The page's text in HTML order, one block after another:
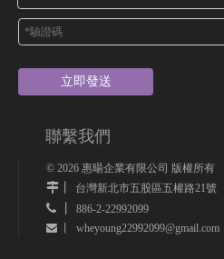
立即發送
聯繫我們
© 2026 惠暘企業有限公司 版權所有
丨 台灣新北市五股區五權路21號
 丨 886-2-22992099
 丨 wheyoung22992099@gmail.com